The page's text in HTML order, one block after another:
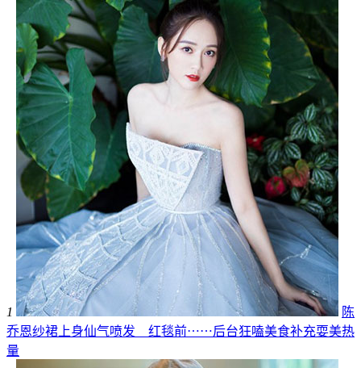
1
陈
乔恩纱裙上身仙气喷发 红毯前⋯⋯后台狂嗑美食补充耍美热
量